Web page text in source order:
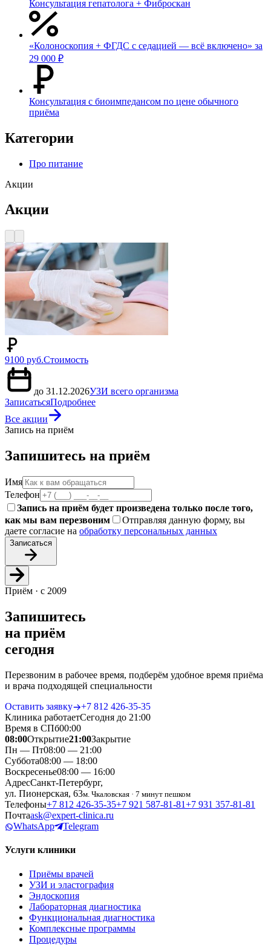
Консультация гепатолога + Фиброскан
«Колоноскопия + ФГДС с седацией — всё включено» за
29 000 ₽
Консультация с биоимпедансом по цене обычного
приёма
Категории
Про питание
Акции
Акции
9100 руб.Стоимость
до 31.12.2026УЗИ всего организма
ЗаписатьсяПодробнее
Все акции
Запись на приём
Запишитесь на приём
Имя
Телефон
Запись на приём будет произведена только после того,
как мы вам перезвоним
Отправляя данную форму, вы
даете согласие на обработку персональных данных
Записаться
Приём · с 2009
Запишитесь
на приём
сегодня
Перезвоним в рабочее время, подберём удобное время приёма
и врача подходящей специальности
Оставить заявку
+7 812 426‑35‑35
Клиника работаетСегодня до 21:00
Время в СПб00:00
08:00Открытие21:00Закрытие
Пн — Пт08:00 — 21:00
Суббота08:00 — 18:00
Воскресенье08:00 — 16:00
АдресСанкт-Петербург,
ул. Пионерская, 63м. Чкаловская · 7 минут пешком
Телефоны+7 812 426‑35‑35+7 921 587‑81‑81+7 931 357‑81‑81
Почтаask@expert-clinica.ru
WhatsApp
Telegram
Услуги клиники
Приёмы врачей
УЗИ и эластография
Эндоскопия
Лабораторная диагностика
Функциональная диагностика
Комплексные программы
Процедуры